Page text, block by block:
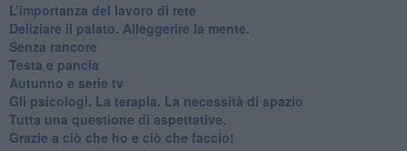
​L’importanza del lavoro di rete
​Deliziare il palato. Alleggerire la mente.
​Senza rancore
​Testa e pancia
​Autunno e serie tv
​Gli psicologi. La terapia. La necessità di spazio
​Tutta una questione di aspettative.
​Grazie a ciò che ho e ciò che faccio!